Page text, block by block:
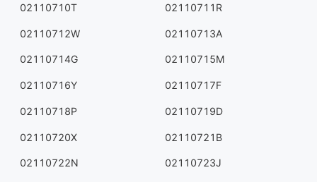
02110710T 02110711R
02110712W 02110713A
02110714G 02110715M
02110716Y 02110717F
02110718P 02110719D
02110720X 02110721B
02110722N 02110723J